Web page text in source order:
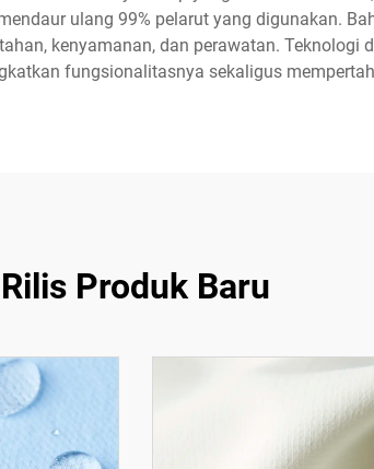
ulang 99% pelarut yang digunakan.
kenyamanan, dan perawatan. Teknologi
fungsionalitasnya sekaligus
Rilis Produk Baru